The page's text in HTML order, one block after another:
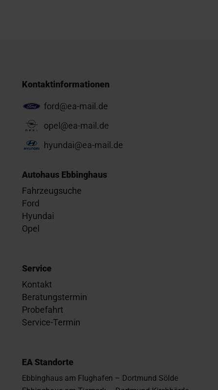
Kontaktinformationen
ford@ea-mail.de
opel@ea-mail.de
hyundai@ea-mail.de
Autohaus Ebbinghaus
Fahrzeugsuche
Ford
Hyundai
Opel
Service
Kontakt
Beratungstermin
Probefahrt
Service-Termin
EA Standorte
Ebbinghaus am Flughafen – Dortmund Sölde